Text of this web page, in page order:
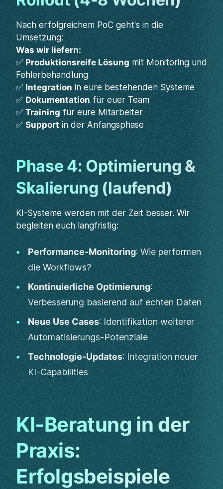
Nach erfolgreichem PoC geht's in die
Umsetzung:
Was wir liefern:
✅ Produktionsreife Lösung mit Monitoring und
Fehlerbehandlung
✅ Integration in eure bestehenden Systeme
✅ Dokumentation für euer Team
✅ Training für eure Mitarbeiter
✅ Support in der Anfangsphase
Phase 4: Optimierung &
Skalierung (laufend)
KI-Systeme werden mit der Zeit besser. Wir
begleiten euch langfristig:
Performance-Monitoring: Wie performen
die Workflows?
Kontinuierliche Optimierung:
Verbesserung basierend auf echten Daten
Neue Use Cases: Identifikation weiterer
Automatisierungs-Potenziale
Technologie-Updates: Integration neuer
KI-Capabilities
KI-Beratung in der
Praxis:
Erfolgsbeispiele